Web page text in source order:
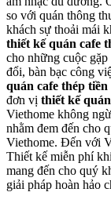
so với quán thông
khách sự thoải mái
thiết kế quán cafe
cho những cuộc
đổi, bàn bạc công
quán cafe thép
đơn vị thiết kế
Viethome không
nhằm đem đến cho
Viethome. Đến với
Thiết kế miễn phí
mang đến cho quý
giải pháp hoàn hảo